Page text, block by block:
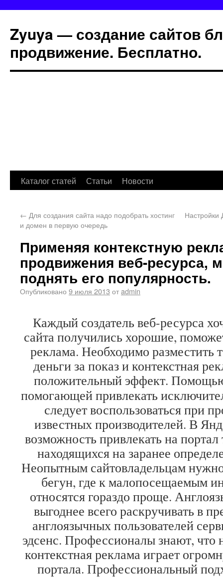
Zyuya — создание сайтов
продвижение. Бесплатно.
Каталог статей Статьи Новости
← Для создания сайта надо подобрать хостинг
и домен в первую очередь
Настройки
Применяя контекстную
продвижения веб-ресурса,
поднять его популярность.
Опубликовано 9 июля 2013 отadmin
Каждый создатель веб-ресурса
сайта получились хорошие,
реклама. Необходимо разместить
деньги за показ и контекстная
положительный эффект.
помогающей привлекать
следует воспользоваться при
известных производителей. В
возможность привлекать на портал
находящихся на заранее
Неопытным сайтовладельцам
бегун, где к малопосещаемым
относятся гораздо проще.
выгоднее всего раскручивать в
англоязычных пользователей
эдсенс. Профессионалы знают, что
контекстная реклама играет
портала. Профессиональный